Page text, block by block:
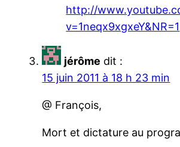
http://
v=1neqx9xgxeY&NR=1
jérôme dit :
15 juin 2011 à 18 h 23 min
@ François,
Mort et dictature au